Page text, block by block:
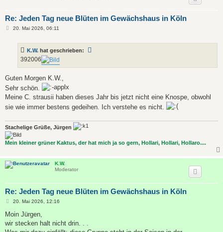
Re: Jeden Tag neue Blüten im Gewächshaus in Köln
B20. Mai 2026, 06:11
K.W. hat geschrieben:
392006
Guten Morgen K.W.,
Sehr schön.
Meine C. strausii haben dieses Jahr bis jetzt nicht eine Knospe, obwohl
sie wie immer bestens gedeihen. Ich verstehe es nicht.
Stachelige Grüße, Jürgen
Mein kleiner grüner Kaktus, der hat mich ja so gern, Hollari, Hollari, Hollaro....
K.W.
Moderator
Re: Jeden Tag neue Blüten im Gewächshaus in Köln
B
i
r
a
20. Mai 2026, 12:16
Moin Jürgen,
wir stecken halt nicht drin. . .